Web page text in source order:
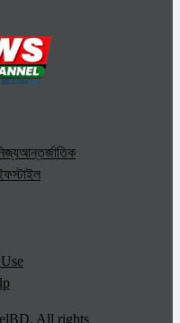
আন্তর্জাতিক
All rights